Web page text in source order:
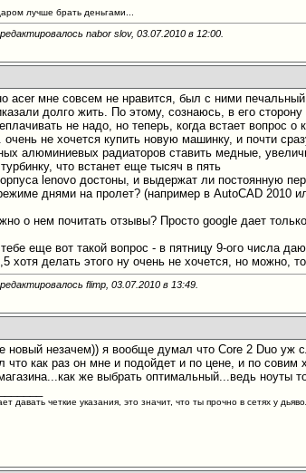
лучше брать деньгами...
nabor slov, 03.07.2010 в 12:00
acer мне совсем не нравится, был с ними
долго жить. По этому, сознаюсь, в его
не надо, но теперь, когда встает вопрос
очень не хочется купить новую машинку, и почти
алюминиевых радиаторов ставить медные,
что встанет еще тысяч в пять
lenovo достоны, и выдержат ли постоянную
днями на пролет? (например в AutoCAD 2010
о нем почитать отзывы? Просто google дает
еще вот такой вопрос - в пятницу 9-ого числа
хотя делать этого ну очень не хочется, но можно,
flimp, 03.07.2010 в 13:49
новый незачем)) я вообще думал что Core 2 Duo уж
что как раз он мне и подойдет и по цене, и по совим
же выбрать оптимальный...ведь ноуты
давать четкие указания, это значит, что ты прочно в сетях у